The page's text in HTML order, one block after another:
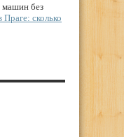
машин без
Праге: сколько